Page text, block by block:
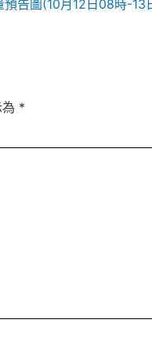
預告圖(10月12日08時-
*